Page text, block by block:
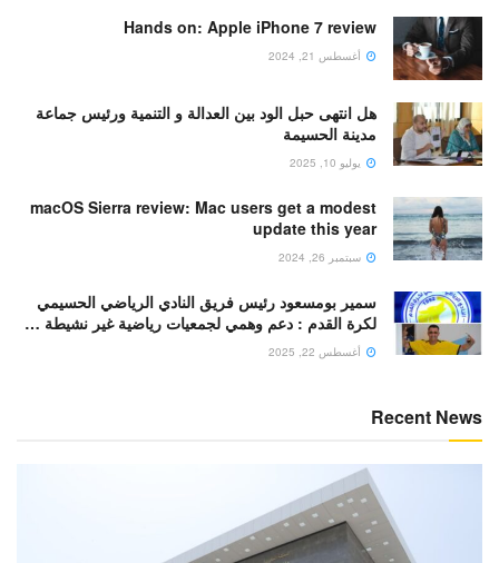
Hands on: Apple iPhone 7 review
أغسطس 21, 2024
هل انتهى حبل الود بين العدالة و التنمية ورئيس جماعة
مدينة الحسيمة
يوليو 10, 2025
macOS Sierra review: Mac users get a modest
update this year
سبتمبر 26, 2024
سمير بومسعود رئيس فريق النادي الرياضي الحسيمي
لكرة القدم : دعم وهمي لجمعيات رياضية غير نشيطة …
أغسطس 22, 2025
Recent News